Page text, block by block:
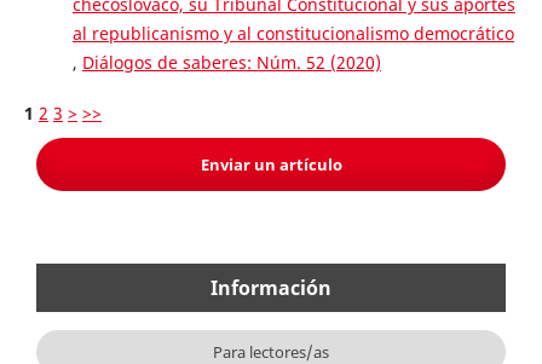
al republicanismo y al constitucionalismo democrático
, Diálogos de saberes: Núm. 52 (2020)
1 2 3 > >>
Enviar un artículo
Información
Para lectores/as